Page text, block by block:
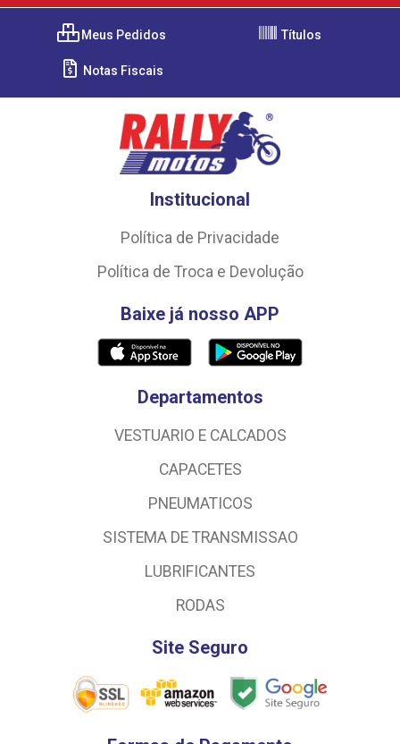
Meus Pedidos Títulos
Notas Fiscais
Institucional
Política de Privacidade
Política de Troca e Devolução
Baixe já nosso APP
Departamentos
VESTUARIO E CALCADOS
CAPACETES
PNEUMATICOS
SISTEMA DE TRANSMISSAO
LUBRIFICANTES
RODAS
Site Seguro